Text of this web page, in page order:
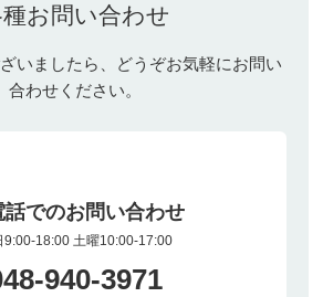
お問い合わせ
いましたら、どうぞお気軽にお問い
合わせください。
話でのお問い合わせ
9:00-18:00 土曜10:00-17:00
940-3971